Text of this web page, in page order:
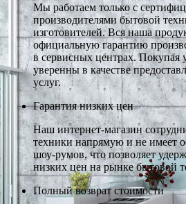
Мы работаем только с
производителями бытовой
изготовителей. Вся наша
официальную гарантию
в сервисных центрах. Покупая
уверенны в качестве
услуг.
Гарантия низких цен
Наш интернет-магазин
техники напрямую и не имеет
шоу-румов, что позволяет
низких цен на рынке бытовой
Полный возврат стоимости